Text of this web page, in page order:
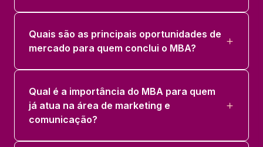
Quais são as principais oportunidades de
mercado para quem conclui o MBA?
Qual é a importância do MBA para quem
já atua na área de marketing e
comunicação?